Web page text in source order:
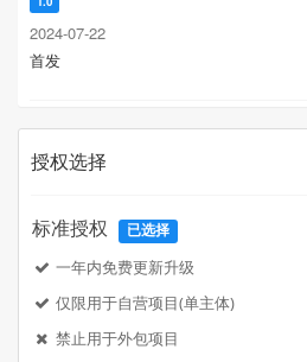
2024-07-22
首发
授权选择
标准授权 已选择
一年内免费更新升级
仅限用于自营项目(单主体)
禁止用于外包项目